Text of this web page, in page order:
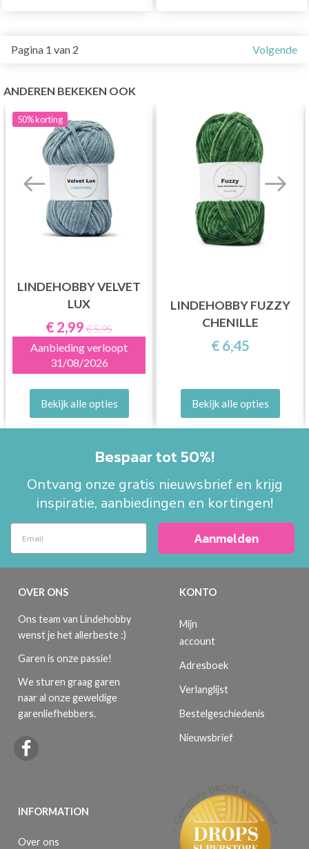
Pagina 1 van 2 Volgende
ANDEREN BEKEKEN OOK
50%korting
LINDEHOBBY VELVET
LUX
€ 2,99 € 5,95
Aanbieding verloopt
31/08/2026
Bekijk alle opties
LINDEHOBBY FUZZY
CHENILLE
€ 6,45
Bekijk alle opties
Bespaar tot 50%!
Ontvang onze gratis nieuwsbrief en krijg
inspiratie, aanbiedingen en kortingen!
Aanmelden
OVER ONS
Ons team van Lindehobby
wenst je het allerbeste :)
Garen is onze passie!
We sturen graag garen
naar al onze geweldige
garenliefhebbers.
INFORMATION
Over ons
KONTO
Mijn
account
Adresboek
Verlanglijst
Bestelgeschiedenis
Nieuwsbrief